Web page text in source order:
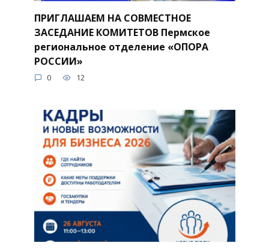
ПРИГЛАШАЕМ НА СОВМЕСТНОЕ
ЗАСЕДАНИЕ КОМИТЕТОВ Пермское
региональное отделение «ОПОРА
РОССИИ»
0 12